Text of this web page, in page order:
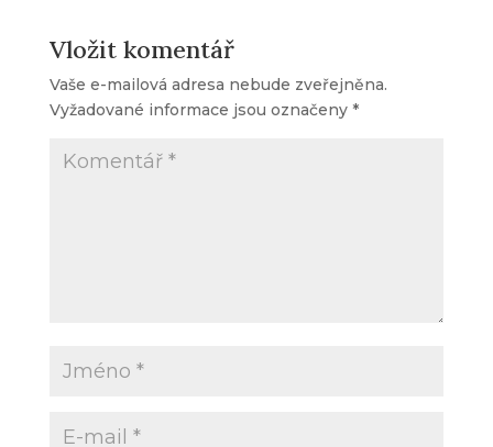
Vložit komentář
Vaše e-mailová adresa nebude zveřejněna.
Vyžadované informace jsou označeny *